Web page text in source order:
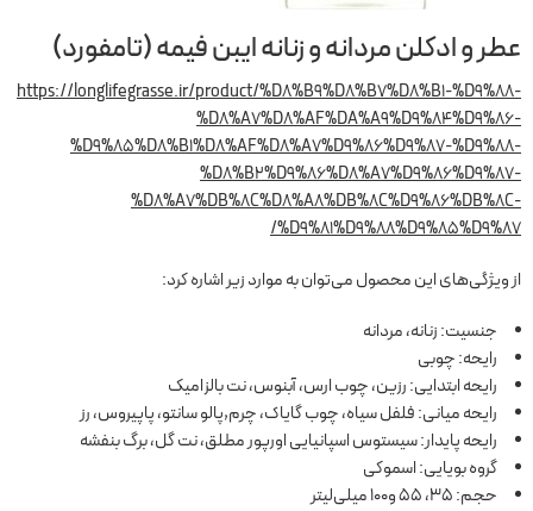
عطر و ادکلن مردانه و زنانه ایبن فیمه (تامفورد)
https://longlifegrasse.ir/product/%D8%B9%D8%B7%D8%B1-%D9%88-
%D8%A7%D8%AF%DA%A9%D9%84%D9%86-
%D9%85%D8%B1%D8%AF%D8%A7%D9%86%D9%87-%D9%88-
%D8%B2%D9%86%D8%A7%D9%86%D9%87-
%D8%A7%DB%8C%D8%A8%DB%8C%D9%86%DB%8C-
%D9%81%D9%88%D9%85%D9%87/
از ویژگی‌های این محصول می‌توان به موارد زیر اشاره کرد:
جنسیت: زنانه، مردانه
رایحه: چوبی
رایحه ابتدایی: رزین، چوب ارس، آبنوس، نت بالزامیک
رایحه میانی: فلفل سیاه، چوب گایاک، چرم,پالو سانتو، پاپیروس، رز
رایحه پایدار: سیستوس اسپانیایی اورپور مطلق، نت گل، برگ بنفشه
گروه بویایی: اسموکی
حجم: 35، 55 و100 میلی‌لیتر